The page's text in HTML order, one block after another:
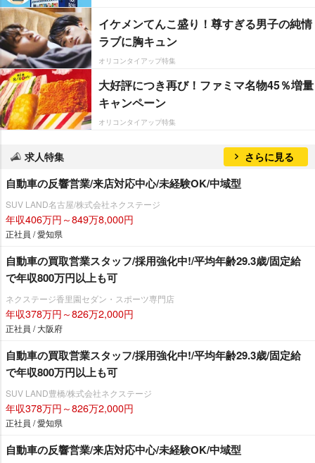
イケメンてんこ盛り！尊すぎる男子の純情
ラブに胸キュン
オリコンタイアップ特集
大好評につき再び！ファミマ名物45％増量
キャンペーン
オリコンタイアップ特集
求人特集 さらに見る
自動車の反響営業/来店対応中心/未経験OK/中域型
SUV LAND名古屋/株式会社ネクステージ
年収406万円～849万8,000円
正社員 / 愛知県
自動車の買取営業スタッフ/採用強化中!/平均年齢29.3歳/固定給
で年収800万円以上も可
ネクステージ香里園セダン・スポーツ専門店
年収378万円～826万2,000円
正社員 / 大阪府
自動車の買取営業スタッフ/採用強化中!/平均年齢29.3歳/固定給
で年収800万円以上も可
SUV LAND豊橋/株式会社ネクステージ
年収378万円～826万2,000円
正社員 / 愛知県
自動車の反響営業/来店対応中心/未経験OK/中域型